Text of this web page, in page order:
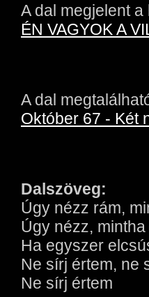
A dal megjelent
ÉN VAGYOK A
A dal
Október 67 - Két
Dalszöveg:
Úgy nézz rám,
Úgy nézz,
Ha egyszer
Ne sírj értem, ne
Ne sírj értem